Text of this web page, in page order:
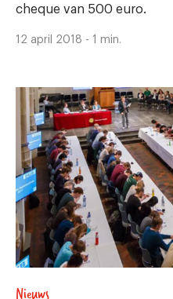
cheque van 500 euro.
12 april 2018 - 1 min.
Nieuws